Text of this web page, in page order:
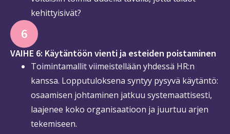
kehittyisivät?
6
VAIHE 6: Käytäntöön vienti ja esteiden poistaminen
Toimintamallit viimeistellään yhdessä HR:n
kanssa. Lopputuloksena syntyy pysyvä käytäntö:
osaamisen johtaminen jatkuu systemaattisesti,
laajenee koko organisaatioon ja juurtuu arjen
tekemiseen.